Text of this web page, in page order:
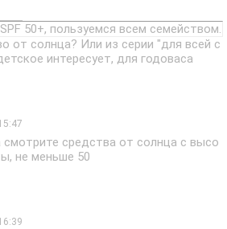
50+, пользуемся всем семейством.
от солнца? Или из серии "для всей с
интересует, для годоваса
средства от солнца с высо
не меньше 50